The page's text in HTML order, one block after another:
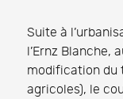
Suite à
l’Ernz Blanche,
modification du
agricoles), le